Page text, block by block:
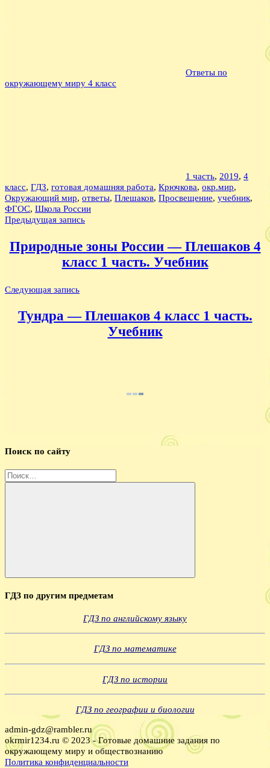
Ответы по
окружающему миру 4 класс
1 часть, 2019, 4
класс, ГДЗ, готовая домашняя работа, Крючкова, окр.мир,
Окружающий мир, ответы, Плешаков, Просвещение, учебник,
ФГОС, Школа России
Навигация
записям
Предыдущая запись
Природные зоны России — Плешаков 4
класс 1 часть. Учебник
Следующая запись
Тундра — Плешаков 4 класс 1 часть.
Учебник
Поиск по сайту
Найти:
Поиск
ГДЗ по другим предметам
ГДЗ по английскому языку
ГДЗ по математике
ГДЗ по истории
ГДЗ по географии и биологии
admin-gdz@rambler.ru
okrmir1234.ru © 2023 - Готовые домашние задания по
окружающему миру и обществознанию
Политика конфиденциальности